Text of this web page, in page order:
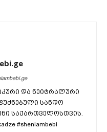
და ნეიტრალური
სანდო
საქართველოსთვის.
#sheniambebi